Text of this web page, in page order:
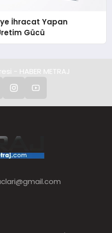
İhracat Yapan
Gücü
- HABER METRAJ